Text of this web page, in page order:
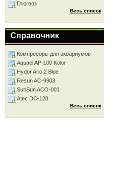
Глюгеоз
Весь список
Справочник
Компресоры для аквариумов
Aquael AP-100 Kolor
Hydor Ario 2 Blue
Resun AC-9903
SunSun ACO-001
Atec DC-128
Весь список